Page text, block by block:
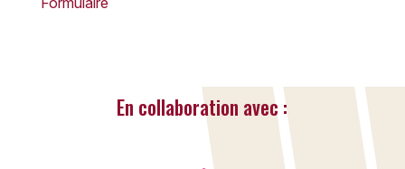
En collaboration avec :